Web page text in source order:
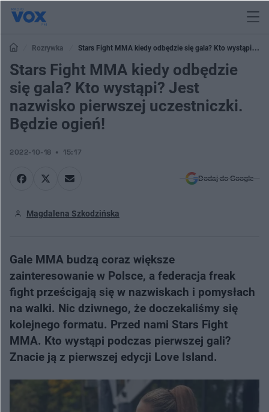
Rozrywka
Stars Fight MMA kiedy odbędzie się gala? Kto wystąpi?
Jest nazwisko pierwszej uczestniczki. Będzie ogień!
Stars Fight MMA kiedy odbędzie
się gala? Kto wystąpi? Jest
nazwisko pierwszej uczestniczki.
Będzie ogień!
2022-10-18 15:17
Dodaj do Google
Magdalena Szkodzińska
Gale MMA budzą coraz większe
zainteresowanie w Polsce, a federacja freak
fight prześcigają się w nazwiskach i pomysłach
na walki. Nic dziwnego, że doczekaliśmy się
kolejnego formatu. Przed nami Stars Fight
MMA. Kto wystąpi podczas pierwszej gali?
Znacie ją z pierwszej edycji Love Island.